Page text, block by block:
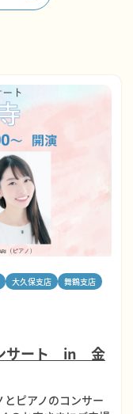
大久保支店
舞鶴支店
ンサート in 金
ピアノのコンサー